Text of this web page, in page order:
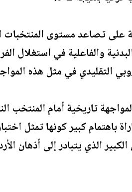
تصاعد مستوى المنتخبات
والفاعلية في استغلال
التقليدي في مثل هذه
تاريخية أمام المنتخب
باهتمام كبير كونها تمثل
الذي يتبادر إلى أذهان